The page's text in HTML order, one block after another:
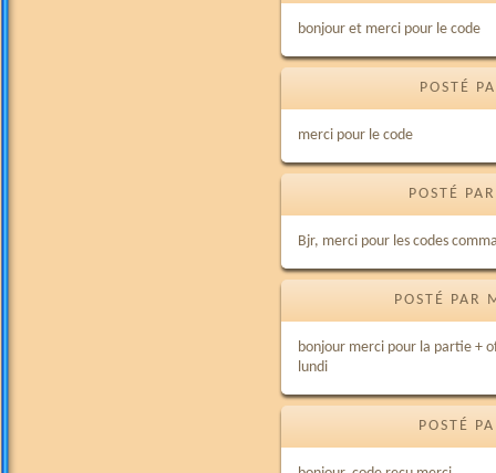
bonjour et merci pour le code
POSTÉ
merci pour le code
POSTÉ
Bjr, merci pour les codes
POSTÉ PAR
bonjour merci pour la partie +
lundi
POSTÉ